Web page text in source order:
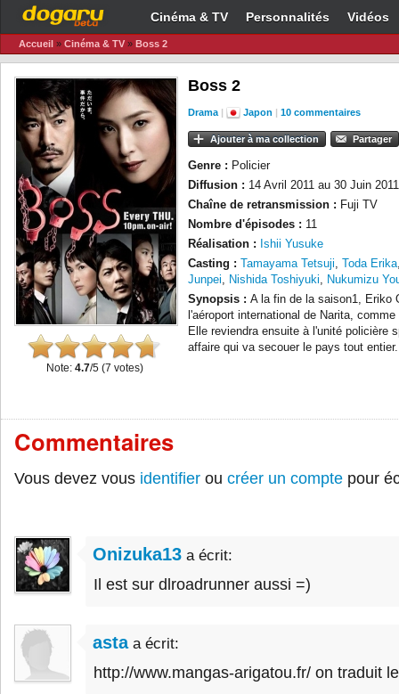
Cinéma & TV Personnalités Vidéos
Accueil » Cinéma & TV » Boss 2
Note: 4.7/5 (7 votes)
Boss 2
Drama | Japon | 10 commentaires
Ajouter à ma collection Partager
Genre : Policier
Diffusion : 14 Avril 2011 au 30 Juin 2011
Chaîne de retransmission : Fuji TV
Nombre d'épisodes : 11
Réalisation :
Ishii Yusuke
Casting :
Tamayama Tetsuji, Toda Erika
Junpei, Nishida Toshiyuki, Nukumizu
Synopsis : A la fin de la saison1, Eriko
l'aéroport international de Narita,
Elle reviendra ensuite à l'unité policière
affaire qui va secouer le pays tout entier.
Commentaires
Vous devez vous identifier ou créer un compte pour
Onizuka13 a écrit:
Il est sur dlroadrunner aussi =)
astaa écrit:
http://www.mangas-arigatou.fr/ on traduit